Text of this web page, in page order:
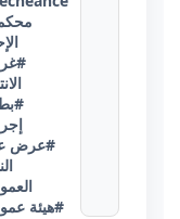
#عرض
#هيئة